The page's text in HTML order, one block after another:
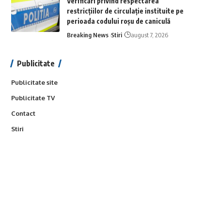
restricțiilor de circulație instituite pe
perioada codului roșu de caniculă
Breaking News Stiri august 7, 2026
Publicitate
Publicitate site
Publicitate TV
Contact
Stiri